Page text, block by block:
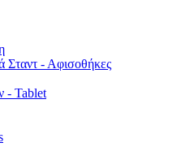
Σταντ - Αφισοθήκες
- Tablet